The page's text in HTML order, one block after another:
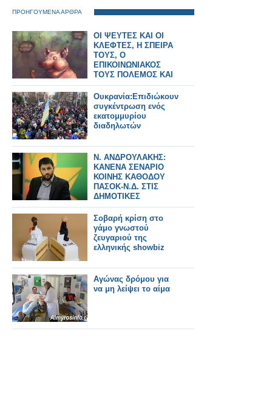
ΠΡΟΗΓΟΥΜΕΝΑ ΑΡΘΡΑ
ΟΙ ΨΕΥΤΕΣ ΚΑΙ ΟΙ
ΚΛΕΦΤΕΣ, Η ΣΠΕΙΡΑ
ΤΟΥΣ, Ο
ΕΠΙΚΟΙΝΩΝΙΑΚΟΣ
ΤΟΥΣ ΠΟΛΕΜΟΣ ΚΑΙ
ΠΩΣ ΝΑ ΤΟΥΣ
ΣΥΝΘΛΙΨΟΥΜΕ
Ουκρανία:Επιδιώκουν
συγκέντρωση ενός
εκατομμυρίου
διαδηλωτών
Ν. ΑΝΔΡΟΥΛΑΚΗΣ:
ΚΑΝΕΝΑ ΣΕΝΑΡΙΟ
ΚΟΙΝΗΣ ΚΑΘΟΔΟΥ
ΠΑΣΟΚ-Ν.Δ. ΣΤΙΣ
ΔΗΜΟΤΙΚΕΣ
ΕΚΛΟΓΕΣ
Σοβαρή κρίση στο
γάμο γνωστού
ζευγαριού της
ελληνικής showbiz
Αγώνας δρόμου για
να μη λείψει το αίμα